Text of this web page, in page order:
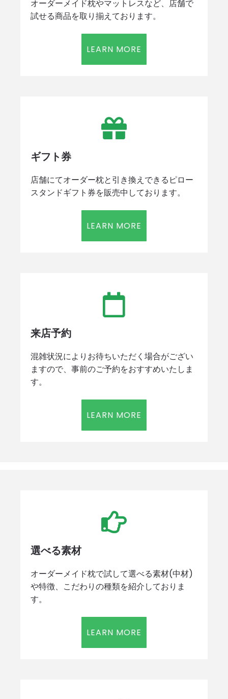
オーダーメイド枕やマットレスなど、店舗で
試せる商品を取り揃えております。
LEARN MORE
ギフト券
店舗にてオーダー枕と引き換えできるピロー
スタンドギフト券を販売中しております。
LEARN MORE
来店予約
混雑状況によりお待ちいただく場合がござい
ますので、事前のご予約をおすすめいたしま
す。
LEARN MORE
選べる素材
オーダーメイド枕で試して選べる素材(中材)
や特徴、こだわりの種類を紹介しておりま
す。
LEARN MORE